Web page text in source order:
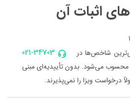
اثبات آن
021-34703
شاخص‌ها در
محسوب می‌شود. بدون تأییدیه‌ای مبنی
درخواست ویزا را نمی‌پذیرند.